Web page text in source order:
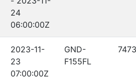
24
06:00:00Z
2023-11-
23
07:00:00Z
GND-
F155FL